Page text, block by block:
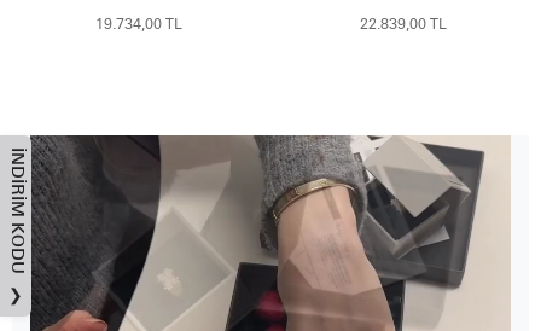
19.734,00 TL 22.839,00 TL
İNDIRIM KODU
❯